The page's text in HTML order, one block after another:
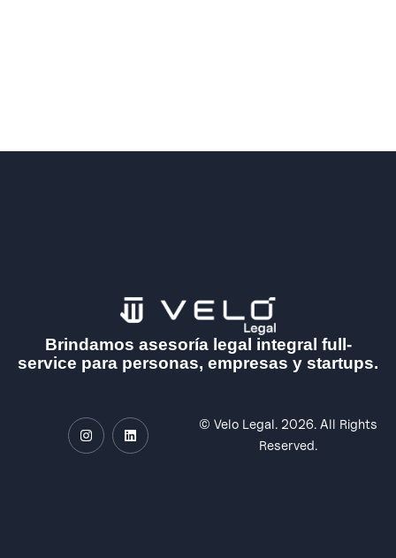
Brindamos asesoría legal integral full-
service para personas, empresas y startups.
© Velo Legal. 2026. All Rights
Reserved.